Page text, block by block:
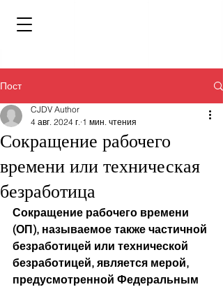
Пост
Сокращение рабочего
времени или техническая
безработица
CJDV Author
4 авг. 2024 г. 1 мин. чтения
Сокращение рабочего времени
(ОП), называемое также частичной
безработицей или технической
безработицей, является мерой,
предусмотренной Федеральным